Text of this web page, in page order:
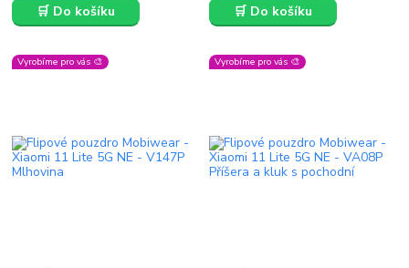
🛒 Do košíku 🛒 Do košíku
Vyrobíme pro vás 🎨 Vyrobíme pro vás 🎨